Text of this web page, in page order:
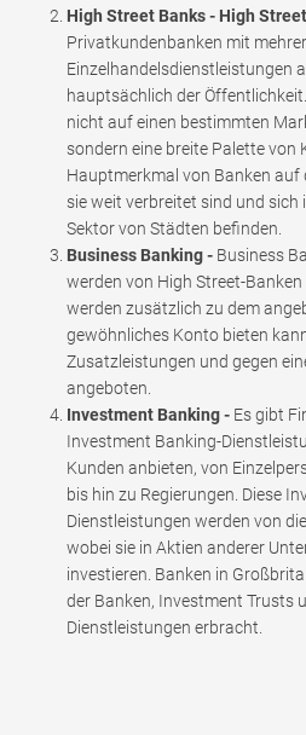
High Street Banks - High
Privatkundenbanken mit
Einzelhandelsdienstleistungen
hauptsächlich der
nicht auf einen bestimmten
sondern eine breite Palette von
Hauptmerkmal von Banken
sie weit verbreitet sind und sich
Sektor von Städten befinden.
Business Banking - Business
werden von High Street-
werden zusätzlich zu dem
gewöhnliches Konto bieten
Zusatzleistungen und gegen
angeboten.
Investment Banking - Es gibt
Investment Banking-
Kunden anbieten, von
bis hin zu Regierungen. Diese
Dienstleistungen werden von
wobei sie in Aktien anderer
investieren. Banken in
der Banken, Investment Trusts
Dienstleistungen erbracht.